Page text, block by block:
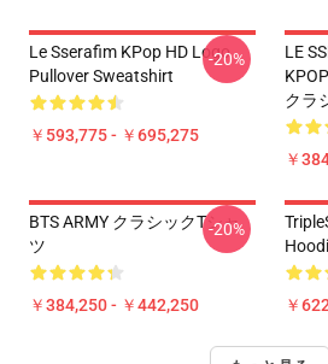
Le Sserafim KPop HD Logo
Pullover Sweatshirt
￥593,775 - ￥695,275
-20%
LE
クラ
￥
BTS ARMY クラシックTシャ
ツ
￥384,250 - ￥442,250
-20%
￥